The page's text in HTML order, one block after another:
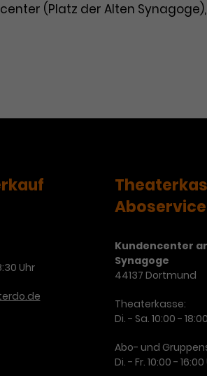
ist, werden bestimmte
3 Monate
Google / DoubleClick
Dieses Cookie dient der Anzeige
personalisierter Werbung und misst
Wirksamkeit von Werbekampagnen
verschiedene Websites hinweg.
(Platz der Alten
Uhr
Aboservice
Kundencenter
Synagoge
44137 Dortmund
Theaterkasse:
Di. - Sa. 10:00 -
Abo- und
Di. - Fr. 10:00 -